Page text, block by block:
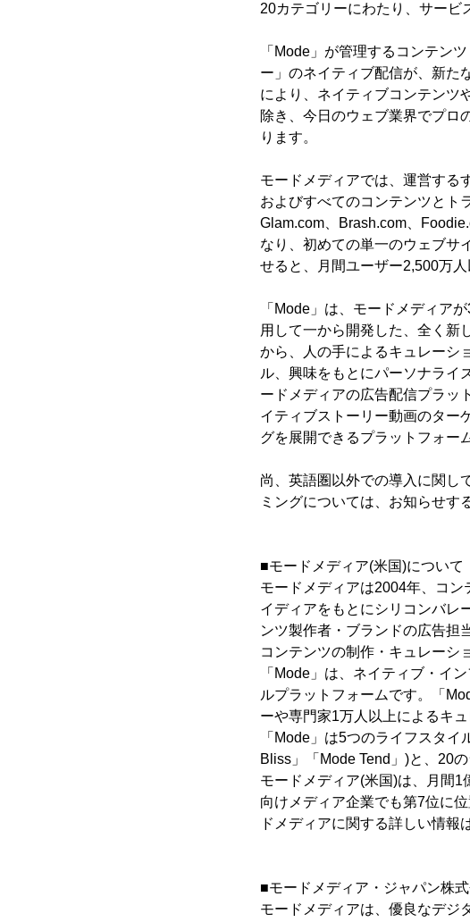
20カテゴリーにわたり、サービ
「Mode」が管理するコンテン
ー」のネイティブ配信が、新た
により、ネイティブコンテンツ
除き、今日のウェブ業界でプロ
ります。
モードメディアでは、運営する
およびすべてのコンテンツとト
Glam.com、Brash.com、
なり、初めての単一のウェブサ
せると、月間ユーザー2,500万
「Mode」は、モードメディア
用して一から開発した、全く新
から、人の手によるキュレーシ
ル、興味をもとにパーソナライ
ードメディアの広告配信プラッ
イティブストーリー動画のター
グを展開できるプラットフォー
尚、英語圏以外での導入に関し
ミングについては、お知らせす
■モードメディア(米国)について
モードメディアは2004年、コ
イディアをもとにシリコンバレ
ンツ製作者・ブランドの広告担
コンテンツの制作・キュレーシ
「Mode」は、ネイティブ・イ
ルプラットフォームです。「
ーや専門家1万人以上によるキ
「Mode」は5つのライフスタ
Bliss」「Mode Tend」)と、20
モードメディア(米国)は、月間
向けメディア企業でも第7位に
ドメディアに関する詳しい情報
■モードメディア・ジャパン株
モードメディアは、優良なデジ